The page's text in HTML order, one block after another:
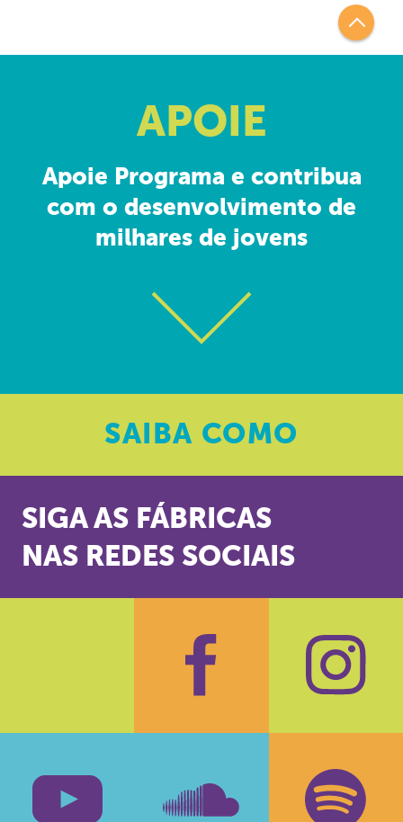
APOIE
Apoie Programa e contribua
com o desenvolvimento de
milhares de jovens
SAIBA COMO
SIGA AS FÁBRICAS
NAS REDES SOCIAIS
Facebook